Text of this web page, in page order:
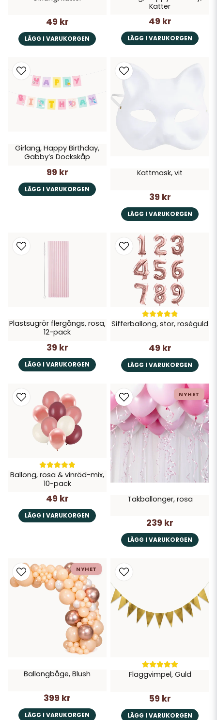
49 kr
LÄGG I VARUKORGEN
Katter
49 kr
LÄGG I VARUKORGEN
Girlang, Happy Birthday,
Gabby’s Dockskåp
99 kr
LÄGG I VARUKORGEN
Kattmask, vit
39 kr
LÄGG I VARUKORGEN
Plastsugrör flergångs, rosa,
12-pack
39 kr
LÄGG I VARUKORGEN
Sifferballong, stor, roséguld
49 kr
LÄGG I VARUKORGEN
Ballong, rosa & vinröd-mix,
10-pack
49 kr
LÄGG I VARUKORGEN
Takballonger, rosa
239 kr
LÄGG I VARUKORGEN
NYHET
Ballongbåge, Blush
399 kr
LÄGG I VARUKORGEN
NYHET
Flaggvimpel, Guld
59 kr
LÄGG I VARUKORGEN